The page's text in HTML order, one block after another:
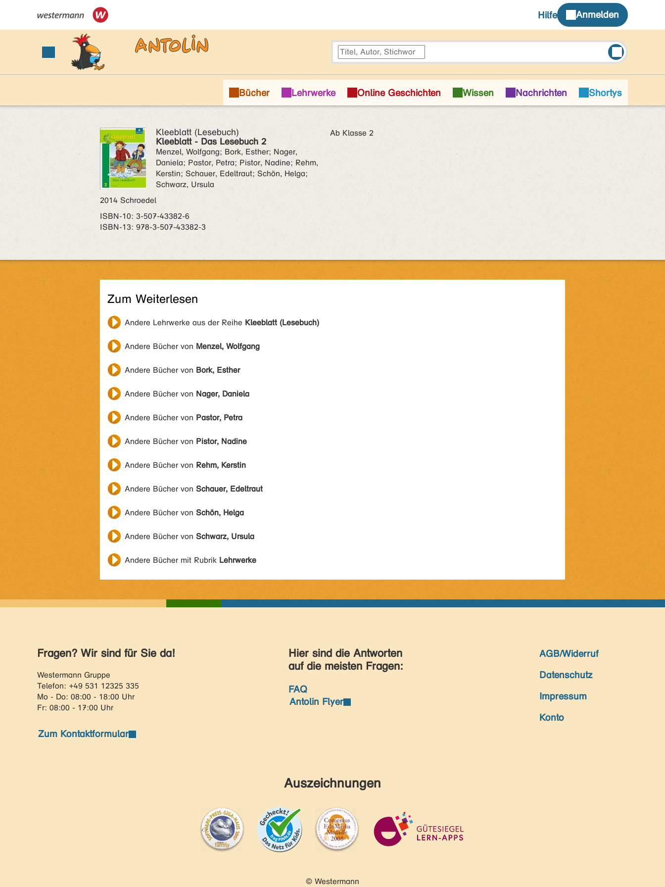
Kleeblatt (Lesebuch)
Kleeblatt - Das Lesebuch 2
Menzel, Wolfgang; Bork, Esther; Nager,
Daniela; Pastor, Petra; Pistor, Nadine; Rehm,
Kerstin; Schauer, Edeltraut; Schön, Helga;
Schwarz, Ursula
2014 Schroedel
ISBN‑10: 3-507-43382-6
ISBN‑13: 978-3-507-43382-3
Ab Klasse 2
Zum Weiterlesen
Andere Lehrwerke aus der Reihe Kleeblatt (Lesebuch)
Andere Bücher von Menzel, Wolfgang
Andere Bücher von Bork, Esther
Andere Bücher von Nager, Daniela
Andere Bücher von Pastor, Petra
Andere Bücher von Pistor, Nadine
Andere Bücher von Rehm, Kerstin
Andere Bücher von Schauer, Edeltraut
Andere Bücher von Schön, Helga
Andere Bücher von Schwarz, Ursula
Andere Bücher mit Rubrik Lehrwerke